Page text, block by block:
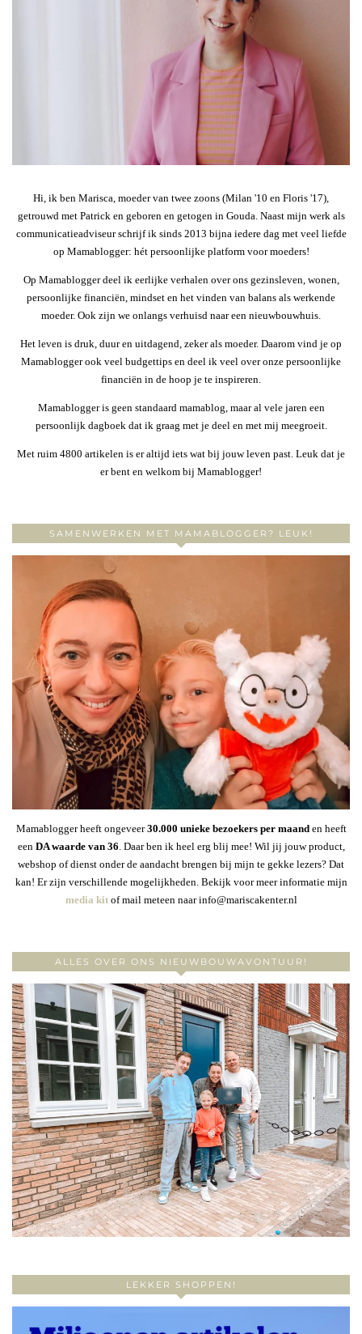
Hi, ik ben Marisca, moeder van twee zoons (Milan '10 en Floris '17),
getrouwd met Patrick en geboren en getogen in Gouda. Naast mijn werk als
communicatieadviseur schrijf ik sinds 2013 bijna iedere dag met veel liefde
op Mamablogger: hét persoonlijke platform voor moeders!
Op Mamablogger deel ik eerlijke verhalen over ons gezinsleven, wonen,
persoonlijke financiën, mindset en het vinden van balans als werkende
moeder. Ook zijn we onlangs verhuisd naar een nieuwbouwhuis.
Het leven is druk, duur en uitdagend, zeker als moeder. Daarom vind je op
Mamablogger ook veel budgettips en deel ik veel over onze persoonlijke
financiën in de hoop je te inspireren.
Mamablogger is geen standaard mamablog, maar al vele jaren een
persoonlijk dagboek dat ik graag met je deel en met mij meegroeit.
Met ruim 4800 artikelen is er altijd iets wat bij jouw leven past. Leuk dat je
er bent en welkom bij Mamablogger!
SAMENWERKEN MET MAMABLOGGER? LEUK!
Mamablogger heeft ongeveer30.000 unieke bezoekers per maanden heeft
een DA waarde van 36 . Daar ben ik heel erg blij mee! Wil jij jouw product,
webshop of dienst onder de aandacht brengen bij mijn te gekke lezers? Dat
kan! Er zijn verschillende mogelijkheden. Bekijk voor meer informatie mijn
media kitof mail meteen naar info@mariscakenter.nl
ALLES OVER ONS NIEUWBOUWAVONTUUR!
LEKKER SHOPPEN!